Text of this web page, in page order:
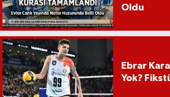
Oldu
Ebrar
Yok?